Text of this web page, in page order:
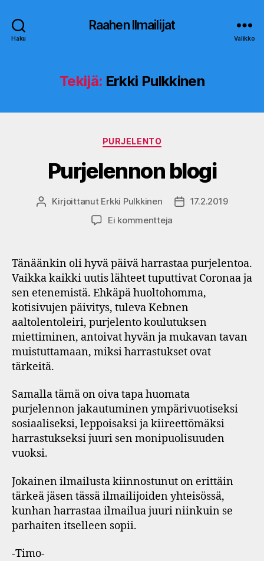
Haku
Raahen Ilmailijat
Valikko
Tekijä: Erkki Pulkkinen
Kategoriat
PURJELENTO
Purjelennon blogi
Kirjoittaja
Kirjoittanut Erkki Pulkkinen Julkaisupäivämäärä
17.2.2019
Ei kommentteja
Tänäänkin oli hyvä päivä harrastaa purjelentoa.
Vaikka kaikki uutis lähteet tuputtivat Coronaa ja
sen etenemistä. Ehkäpä huoltohomma,
kotisivujen päivitys, tuleva Kebnen
aaltolentoleiri, purjelento koulutuksen
miettiminen, antoivat hyvän ja mukavan tavan
muistuttamaan, miksi harrastukset ovat
tärkeitä.
Samalla tämä on oiva tapa huomata
purjelennon jakautuminen ympärivuotiseksi
sosiaaliseksi, leppoisaksi ja kiireettömäksi
harrastukseksi juuri sen monipuolisuuden
vuoksi.
Jokainen ilmailusta kiinnostunut on erittäin
tärkeä jäsen tässä ilmailijoiden yhteisössä,
kunhan harrastaa ilmailua juuri niinkuin se
parhaiten itselleen sopii.
-Timo-